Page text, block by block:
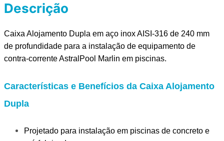
Descrição
Caixa Alojamento Dupla em aço inox AISI-316 de 240 mm
de profundidade para a instalação de equipamento de
contra-corrente AstralPool Marlin em piscinas.
Características e Benefícios da Caixa Alojamento
Dupla
Projetado para instalação em piscinas de concreto e